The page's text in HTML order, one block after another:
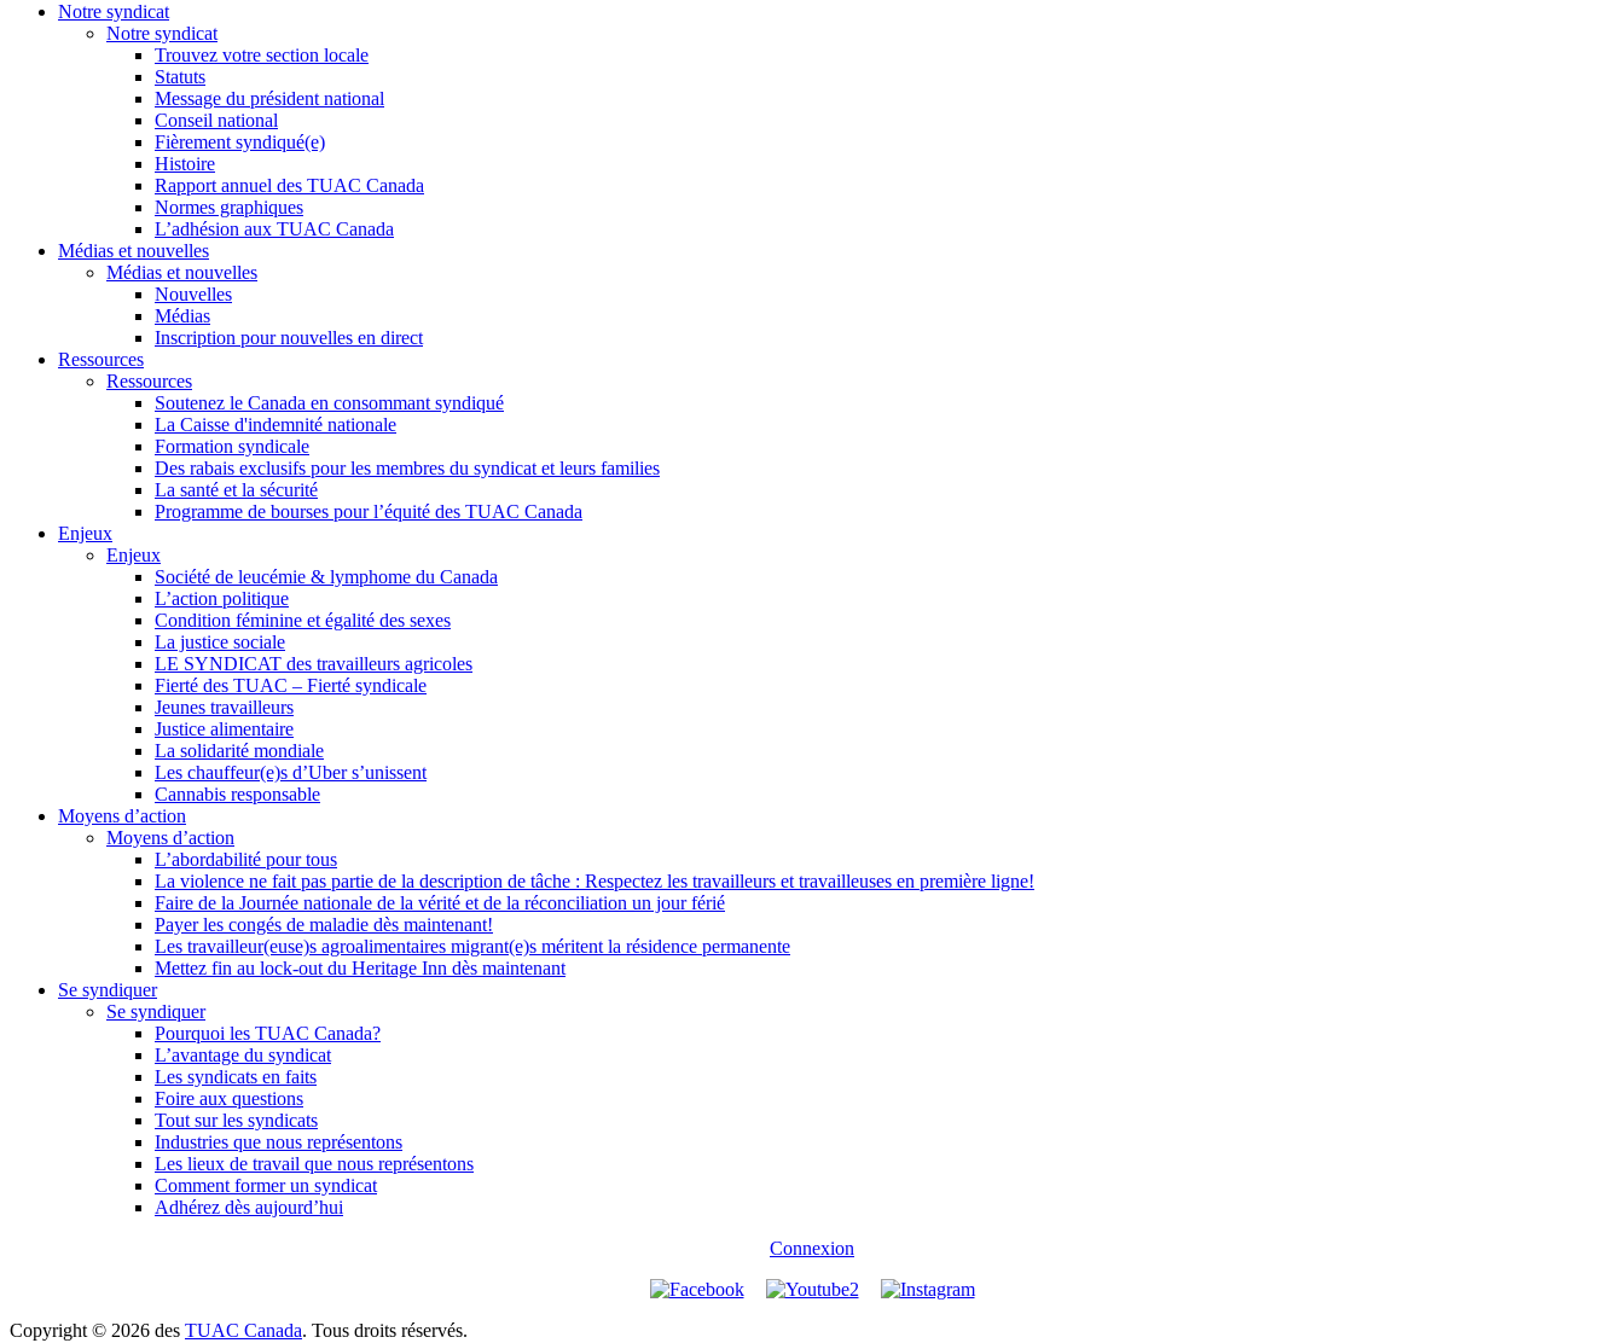
Notre syndicat
Notre syndicat
Trouvez votre section locale
Statuts
Message du président national
Conseil national
Fièrement syndiqué(e)
Histoire
Rapport annuel des TUAC Canada
Normes graphiques
L’adhésion aux TUAC Canada
Médias et nouvelles
Médias et nouvelles
Nouvelles
Médias
Inscription pour nouvelles en direct
Ressources
Ressources
Soutenez le Canada en consommant syndiqué
La Caisse d'indemnité nationale
Formation syndicale
Des rabais exclusifs pour les membres du syndicat et leurs families
La santé et la sécurité
Programme de bourses pour l’équité des TUAC Canada
Enjeux
Enjeux
Société de leucémie & lymphome du Canada
L’action politique
Condition féminine et égalité des sexes
La justice sociale
LE SYNDICAT des travailleurs agricoles
Fierté des TUAC – Fierté syndicale
Jeunes travailleurs
Justice alimentaire
La solidarité mondiale
Les chauffeur(e)s d’Uber s’unissent
Cannabis responsable
Moyens d’action
Moyens d’action
L’abordabilité pour tous
La violence ne fait pas partie de la description de tâche : Respectez les travailleurs et travailleuses en première ligne!
Faire de la Journée nationale de la vérité et de la réconciliation un jour férié
Payer les congés de maladie dès maintenant!
Les travailleur(euse)s agroalimentaires migrant(e)s méritent la résidence permanente
Mettez fin au lock-out du Heritage Inn dès maintenant
Se syndiquer
Se syndiquer
Pourquoi les TUAC Canada?
L’avantage du syndicat
Les syndicats en faits
Foire aux questions
Tout sur les syndicats
Industries que nous représentons
Les lieux de travail que nous représentons
Comment former un syndicat
Adhérez dès aujourd’hui
Connexion
Copyright © 2026 des TUAC Canada. Tous droits réservés.